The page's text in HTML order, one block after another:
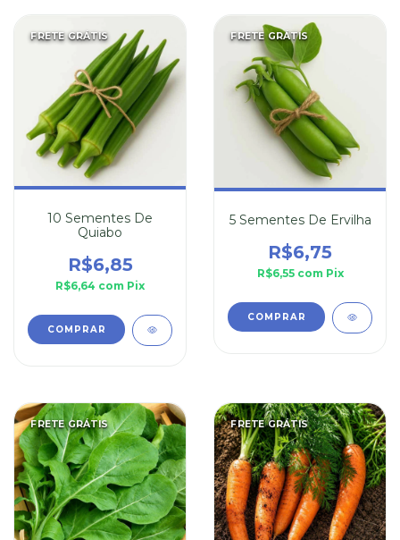
FRETE GRÁTIS
10 Sementes De
Quiabo
R$6,85
R$6,64 com Pix
FRETE GRÁTIS
5 Sementes De Ervilha
R$6,75
R$6,55 com Pix
FRETE GRÁTIS FRETE GRÁTIS